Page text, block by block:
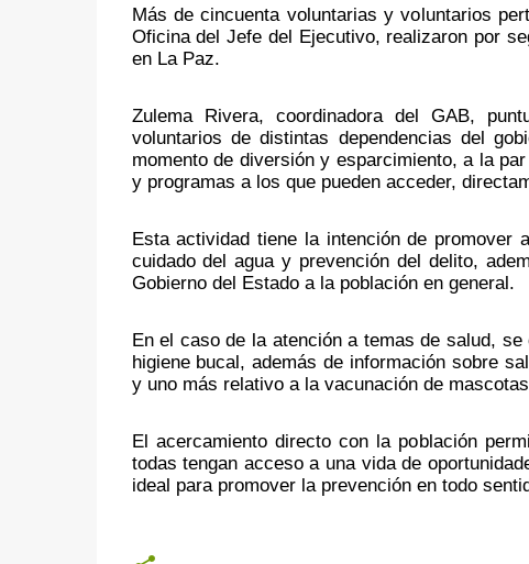
Más de cincuenta voluntarias y voluntarios
Oficina del Jefe del Ejecutivo, realizaron por
en La Paz.
Zulema Rivera, coordinadora del GAB,
voluntarios de distintas dependencias del
momento de diversión y esparcimiento, a la
y programas a los que pueden acceder,
Esta actividad tiene la intención de
cuidado del agua y prevención del delito,
Gobierno del Estado a la población en general.
En el caso de la atención a temas de salud,
higiene bucal, además de información sobre
y uno más relativo a la vacunación de
El acercamiento directo con la población
todas tengan acceso a una vida de
ideal para promover la prevención en todo